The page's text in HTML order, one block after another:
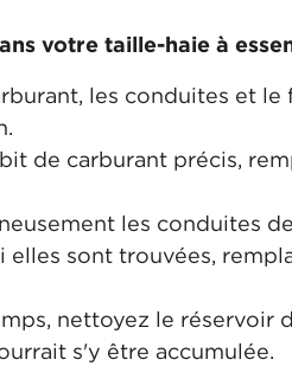
votre taille-haie à
les conduites et
de carburant précis,
les conduites
sont trouvées,
nettoyez le réservoir
s'y être accumulée.